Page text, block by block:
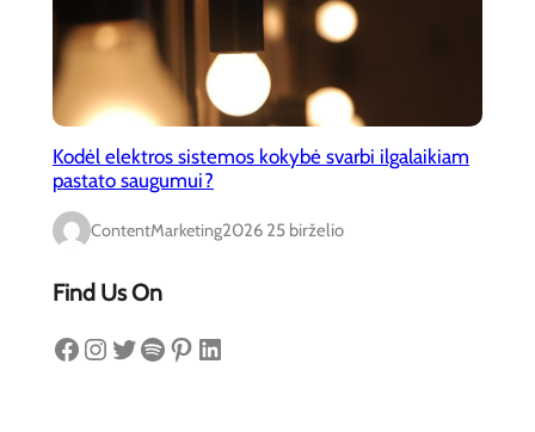
Kodėl elektros sistemos kokybė svarbi ilgalaikiam
pastato saugumui?
ContentMarketing2026 25 birželio
Find Us On
Facebook Instagram Twitter Spotify Pinterest LinkedIn